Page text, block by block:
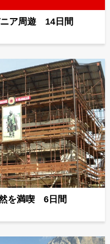
ニア周遊 14日間
を満喫 6日間